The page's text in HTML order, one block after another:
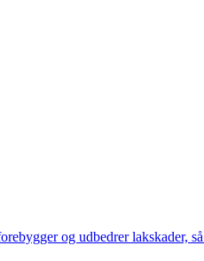
og udbedrer lakskader,